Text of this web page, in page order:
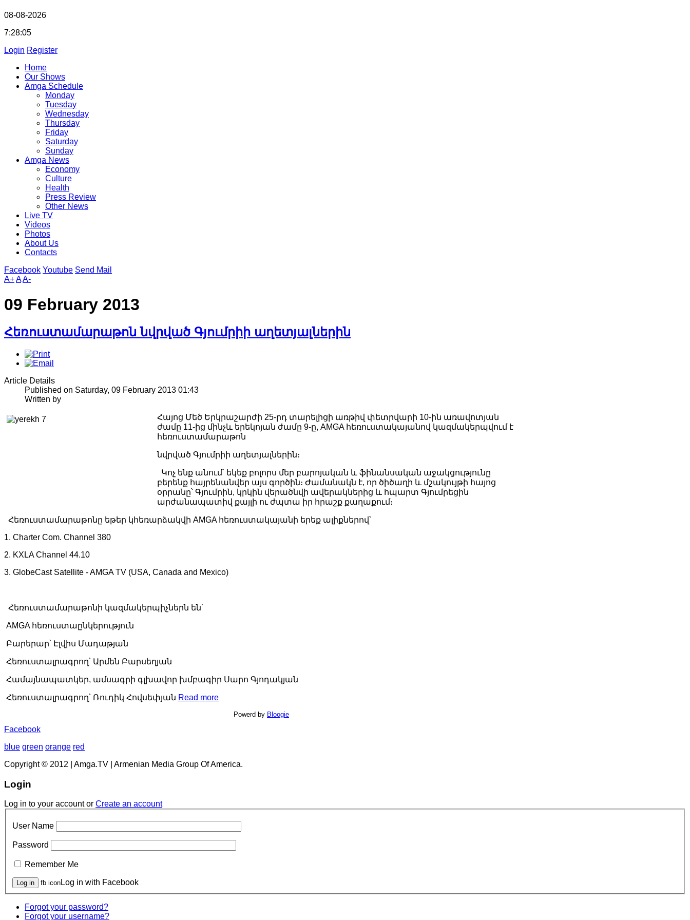
08-08-2026
7:28:05
Login Register
Home
Our Shows
Amga Schedule
Monday
Tuesday
Wednesday
Thursday
Friday
Saturday
Sunday
Amga News
Economy
Culture
Health
Press Review
Other News
Live TV
Videos
Photos
About Us
Contacts
Facebook Youtube Send Mail
A+AA-
09 February 2013
Հեռուստամարաթոն նվրված Գյումրիի աղետյալներին
Article Details
Published on Saturday, 09 February 2013 01:43
Written by
Հայոց Մեծ Երկրաշարժի 25-րդ տարելիցի առթիվ փետրվարի 10-ին առավոտյան
ժամը 11-ից մինչև երեկոյան ժամը 9-ը, AMGAհեռուստակայանով կազմակերպվում է
հեռուստամարաթոն
նվրված Գյումրիի աղետյալներին։
Կոչ ենք անում՝ եկեք բոլորս մեր բարոյական և ֆինանսական աջակցությունը
բերենք հայրենանվեր այս գործին։ Ժամանակն է, որ ծիծաղի և մշակույթի հայոց
օրրանը՝ Գյումրին, կրկին վերածնվի ավերակներից և հպարտ Գյումրեցին
արժանապատիվ քայլի ու ժպտա իր հրաշք քաղաքում։
Հեռուստամարաթոնը եթեր կհեռարձակվի AMGAհեռուստակայանի երեք ալիքներով՝
1. Charter Com. Channel 380
2. KXLA Channel 44.10
3. GlobeCast Satellite -AMGA TV (USA, Canada and Mexico)
Հեռուստամարաթոնի կազմակերպիչներն են՝
AMGAհեռուստաընկերություն
Բարերար՝ Էլվիս Մադաթյան
Հեռուստալրագրող՝ Արմեն Բարսեղյան
Համայնապատկեր, ամսագրի գլխավոր խմբագիր Սարո Գյոդակյան
Հեռուստալրագրող՝ Ռուդիկ Հովսեփյան Read more
Powerd by Bloogie
Facebook
blue green orange red
Copyright © 2012 | Amga.TV | Armenian Media Group Of America.
Login
Log in to your account or Create an account
User Name
Password
Remember Me
fb icon Log in with Facebook
Forgot your password?
Forgot your username?